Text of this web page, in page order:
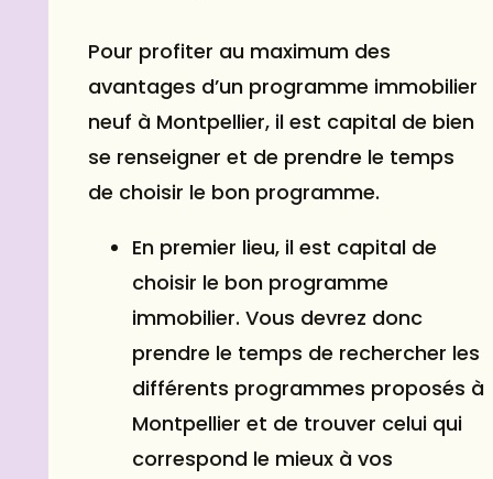
Pour profiter au maximum des
avantages d’un programme immobilier
neuf à Montpellier, il est capital de bien
se renseigner et de prendre le temps
de choisir le bon programme.
En premier lieu, il est capital de
choisir le bon programme
immobilier. Vous devrez donc
prendre le temps de rechercher les
différents programmes proposés à
Montpellier et de trouver celui qui
correspond le mieux à vos